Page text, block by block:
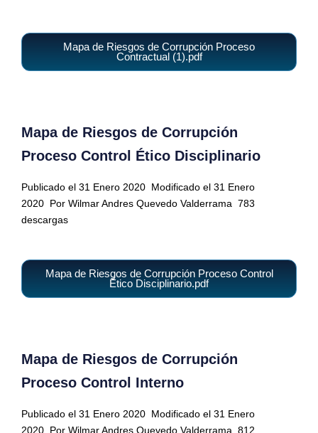
Mapa de Riesgos de Corrupción Proceso
Contractual (1).pdf
Mapa de Riesgos de Corrupción
Proceso Control Ético Disciplinario
Publicado el 31 Enero 2020 Modificado el 31 Enero
2020 Por Wilmar Andres Quevedo Valderrama 783
descargas
Mapa de Riesgos de Corrupción Proceso Control
Ético Disciplinario.pdf
Mapa de Riesgos de Corrupción
Proceso Control Interno
Publicado el 31 Enero 2020 Modificado el 31 Enero
2020 Por Wilmar Andres Quevedo Valderrama 812